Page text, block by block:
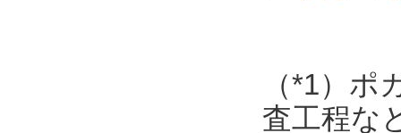
（*1）
査工程な